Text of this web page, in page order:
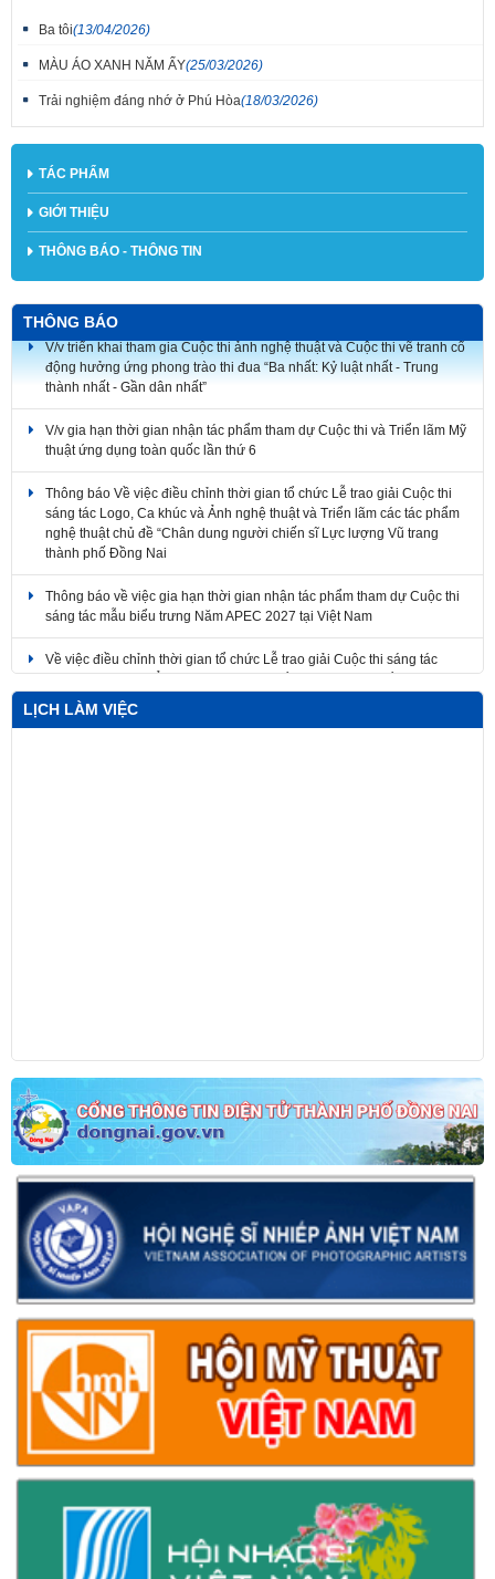
Ba tôi(13/04/2026)
MÀU ÁO XANH NĂM ẤY(25/03/2026)
Trải nghiệm đáng nhớ ở Phú Hòa(18/03/2026)
TÁC PHẨM
GIỚI THIỆU
THÔNG BÁO - THÔNG TIN
THÔNG BÁO
V/v triển khai tham gia Cuộc thi ảnh nghệ thuật và Cuộc thi vẽ tranh cổ
động hưởng ứng phong trào thi đua “Ba nhất: Kỷ luật nhất - Trung
thành nhất - Gần dân nhất”
V/v gia hạn thời gian nhận tác phẩm tham dự Cuộc thi và Triển lãm Mỹ
thuật ứng dụng toàn quốc lần thứ 6
Thông báo Về việc điều chỉnh thời gian tổ chức Lễ trao giải Cuộc thi
sáng tác Logo, Ca khúc và Ảnh nghệ thuật và Triển lãm các tác phẩm
nghệ thuật chủ đề “Chân dung người chiến sĩ Lực lượng Vũ trang
thành phố Đồng Nai
Thông báo về việc gia hạn thời gian nhận tác phẩm tham dự Cuộc thi
sáng tác mẫu biểu trưng Năm APEC 2027 tại Việt Nam
Về việc điều chỉnh thời gian tổ chức Lễ trao giải Cuộc thi sáng tác
Logo, Ca khúc và Ảnh nghệ thuật và Triển lãm các tác phẩm nghệ
LỊCH LÀM VIỆC